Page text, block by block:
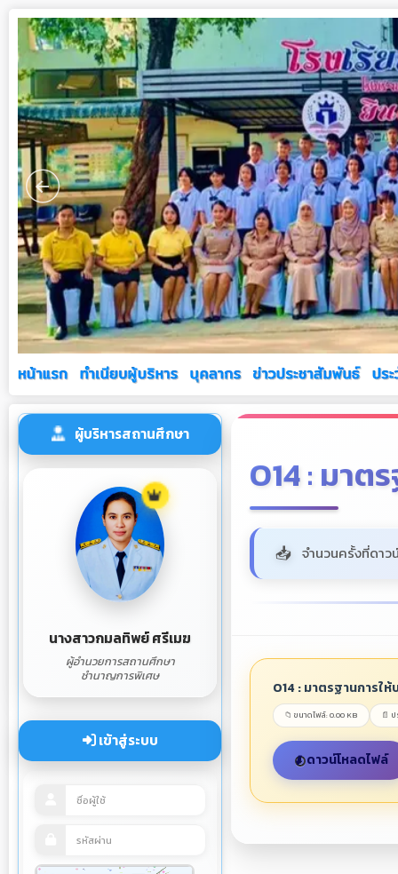
ผู้บริหารสถานศึกษา
นางสาวกมลทิพย์ ศรีเมฆ
ผู้อำนวยการสถานศึกษา
ชำนาญการพิเศษ
เข้าสู่ระบบ
O14 : มาต
จำนวนครั้งที่ดาว
O14 : มาตรฐานการให้
📁 ขนาดไฟล์: 0.00 KB 📄
ดาวน์โหลดไฟล์